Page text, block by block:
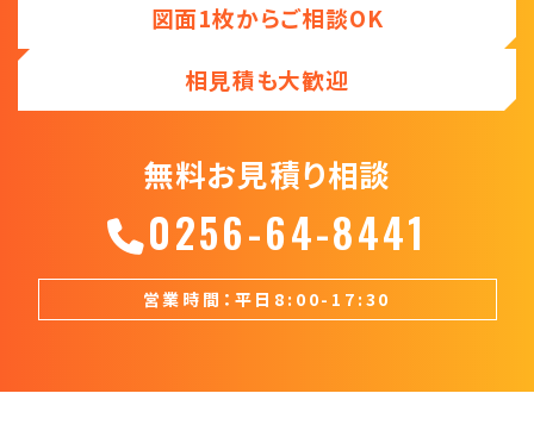
図面1枚からご相談OK
相見積も大歓迎
無料お見積り相談
0256-64-8441
営業時間：平日8:00-17:30